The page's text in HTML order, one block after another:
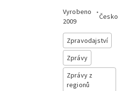
Vyrobeno
2009
•
Česko
Zpravodajství
Zprávy
Zprávy z
regionů